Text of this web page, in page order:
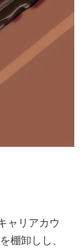
ャリアカウ
棚卸しし、